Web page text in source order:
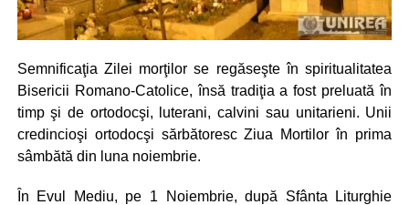
Semnificaţia Zilei morţilor se regăseşte în spiritualitatea
Bisericii Romano-Catolice, însă tradiţia a fost preluată în
timp şi de ortodocşi, luterani, calvini sau unitarieni. Unii
credincioşi ortodocşi sărbătoresc Ziua Mortilor în prima
sâmbătă din luna noiembrie.
În Evul Mediu, pe 1 Noiembrie, după Sfânta Liturghie